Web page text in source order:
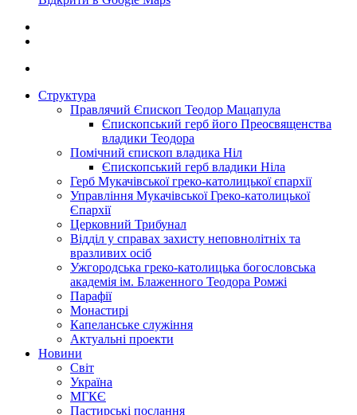
Структура
Правлячий Єпископ Теодор Мацапула
Єпископський герб його Преосвященства
владики Теодора
Помічний єпископ владика Ніл
Єпископський герб владики Ніла
Герб Мукачівської греко-католицької єпархії
Управління Мукачівської Греко-католицької
Єпархії
Церковний Трибунал
Відділ у справах захисту неповнолітніх та
вразливих осіб
Ужгородська греко-католицька богословська
академія ім. Блаженного Теодора Ромжі
Парафії
Монастирі
Капеланське служіння
Актуальні проекти
Новини
Світ
Україна
МГКЄ
Пастирські послання